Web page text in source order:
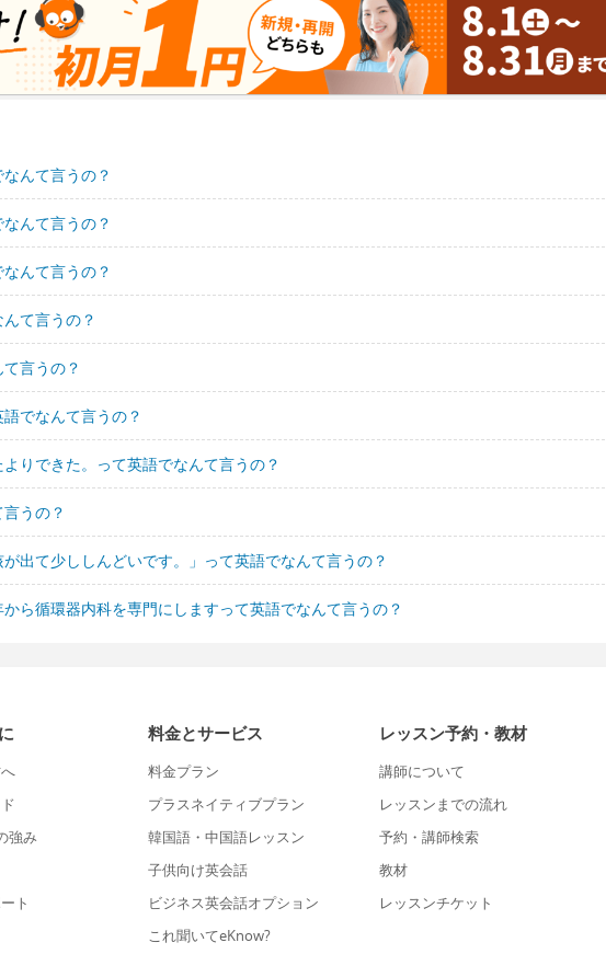
んて言うの？
んて言うの？
んて言うの？
て言うの？
言うの？
語でなんて言うの？
りできた。って英語でなんて言うの？
うの？
が出て少ししんどいです。」って英語でなんて言うの？
ら循環器内科を専門にしますって英語でなんて言うの？
強み
ト
料金とサービス
料金プラン
プラスネイティブプラン
韓国語・中国語レッスン
子供向け英会話
ビジネス英会話オプション
これ聞いてeKnow?
レッスン予約・教材
講師について
レッスンまでの流れ
予約・講師検索
教材
レッスンチケット